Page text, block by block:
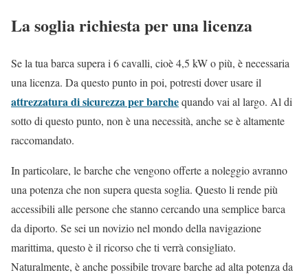
La soglia richiesta per una licenza
Se la tua barca supera i 6 cavalli, cioè 4,5 kW o più, è necessaria
una licenza. Da questo punto in poi, potresti dover usare il
attrezzatura di sicurezza per barchequando vai al largo. Al di
sotto di questo punto, non è una necessità, anche se è altamente
raccomandato.
In particolare, le barche che vengono offerte a noleggio avranno
una potenza che non supera questa soglia. Questo li rende più
accessibili alle persone che stanno cercando una semplice barca
da diporto. Se sei un novizio nel mondo della navigazione
marittima, questo è il ricorso che ti verrà consigliato.
Naturalmente, è anche possibile trovare barche ad alta potenza da